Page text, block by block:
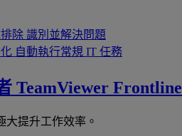
除 識別並解決問題
自動執行常規 IT 任務
TeamViewer Frontline
大提升工作效率。